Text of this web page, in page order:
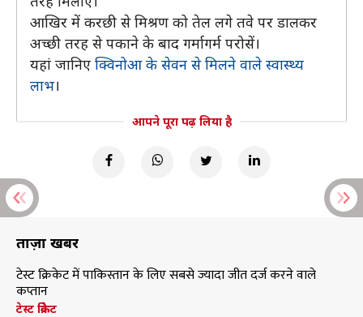
आखिर में करछी से मिश्रण को तेल लगे तवे पर डालकर
अच्छी तरह से पकाने के बाद गर्मागर्म परोसें।
यहां जानिए क्विनोआ के सेवन से मिलने वाले स्वास्थ्य
लाभ।
आपने पूरा पढ़ लिया है
ताज़ा खबरें
टेस्ट क्रिकेट में पाकिस्तान के लिए सबसे ज्यादा जीत दर्ज करने वाले
कप्तान
टेस्ट क्रिकेट